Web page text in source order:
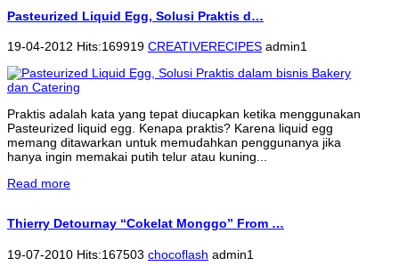
Pasteurized Liquid Egg, Solusi Praktis d…
19-04-2012 Hits:169919 CREATIVERECIPES admin1
Praktis adalah kata yang tepat diucapkan ketika menggunakan
Pasteurized liquid egg. Kenapa praktis? Karena liquid egg
memang ditawarkan untuk memudahkan penggunanya jika
hanya ingin memakai putih telur atau kuning...
Read more
Thierry Detournay “Cokelat Monggo” From …
19-07-2010 Hits:167503 chocoflash admin1